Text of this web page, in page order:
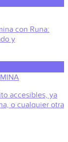
con Runa:
y
accesibles, ya
o cualquier otra